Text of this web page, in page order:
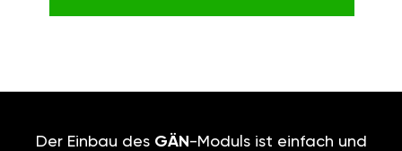
Der Einbau des GÄN -Moduls ist einfach und